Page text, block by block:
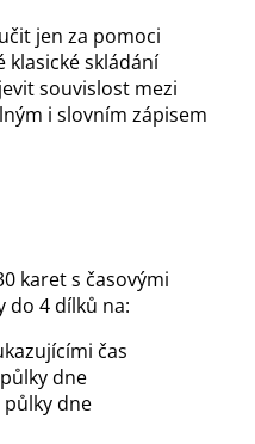
jen za pomoci
klasické skládání
souvislost mezi
i slovním zápisem
karet s časovými
do 4 dílků na:
čas
dne
půlky dne